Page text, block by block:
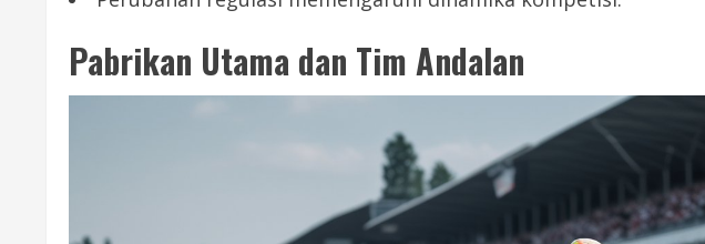
Pabrikan Utama dan Tim Andalan